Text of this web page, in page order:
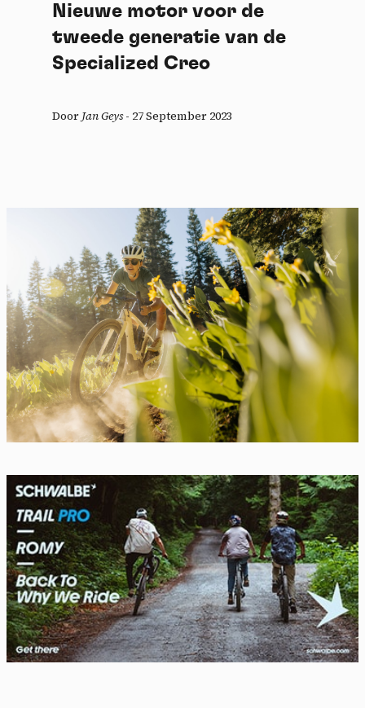
Nieuwe motor voor de
tweede generatie van de
Specialized Creo
Door Jan Geys- 27 September 2023